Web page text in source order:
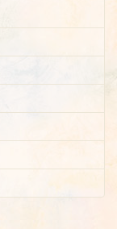
Keçi